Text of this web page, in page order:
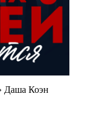
Даша Коэн